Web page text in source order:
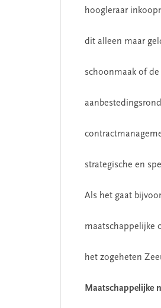
hoogleraar
dit alleen maar
schoonmaak of
strategische en
Als het gaat
maatschappelijke
het zogeheten
Maatschappelijke